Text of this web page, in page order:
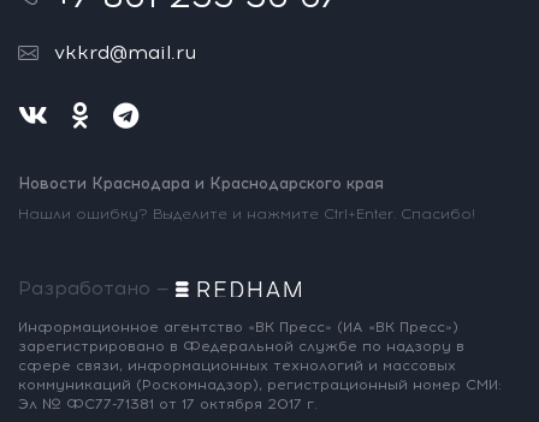
vkkrd@mail.ru
Новости Краснодара и Краснодарского края
Нашли ошибку? Выделите и нажмите Ctrl+Enter. Спасибо!
Разработано —
Информационное агентство «ВК Пресс» (ИА «ВК Пресс»)
зарегистрировано в Федеральной службе по надзору в
сфере связи, информационных технологий и массовых
коммуникаций (Роскомнадзор), регистрационный номер СМИ:
Эл № ФС77-71381 от 17 октября 2017 г.